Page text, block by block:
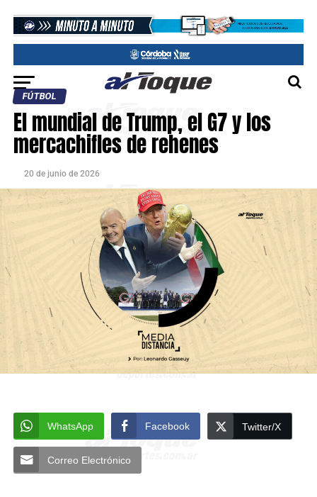
FÚTBOL
El mundial de Trump, el G7 y los
mercachifles de rehenes
20 de junio de 2026
WhatsApp Facebook Twitter/X
Correo Electrónico